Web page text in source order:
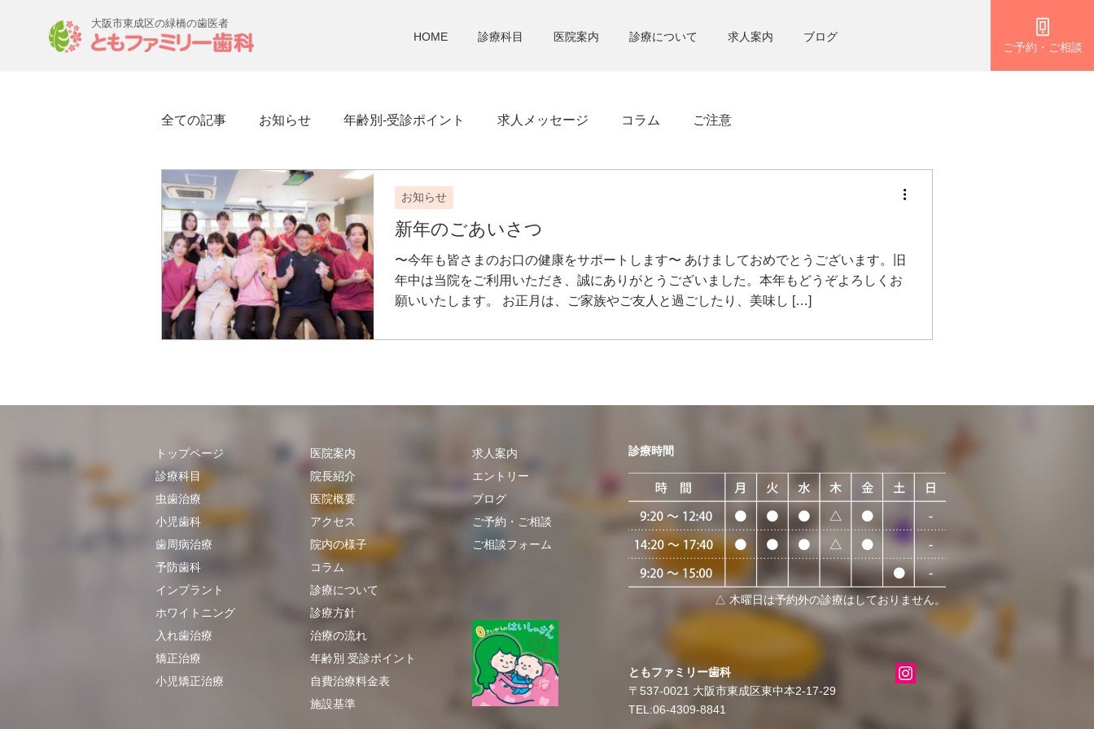
ご予約・ご相談
大阪市東成区の緑橋の歯医者
HOME 診療科目 医院案内 診療について 求人案内 ブログ
全ての記事 お知らせ 年齢別-受診ポイント 求人メッセージ コラム ご注意
お知らせ
新年のごあいさつ
〜今年も皆さまのお口の健康をサポートします〜 あけましておめでとうございます。旧
年中は当院をご利用いただき、誠にありがとうございました。本年もどうぞよろしくお
願いいたします。 お正月は、ご家族やご友人と過ごしたり、美味し […]
トップページ
診療科目
虫歯治療
小児歯科
歯周病治療
予防歯科
インプラント
ホワイトニング
入れ歯治療
矯正治療
小児矯正治療
医院案内
院長紹介
医院概要
アクセス
院内の様子
​​コラム
診療について
診療方針
治療の流れ
年齢別 受診ポイント
自費治療料金表
施設基準
求人案内
エントリー
ブログ
​ご予約・ご相談
ご相談フォーム
診療時間
△ 木曜日は予約外の診療はしておりません。
​​ともファミリー歯科
〒537-0021 大阪市東成区東中本2-17-29
TEL:06-4309-8841